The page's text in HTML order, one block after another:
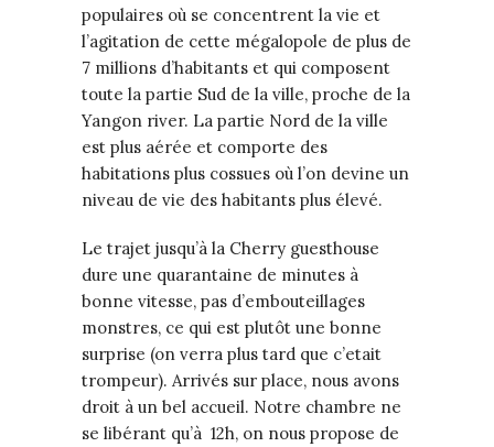
populaires où se concentrent la vie et
l’agitation de cette mégalopole de plus de
7 millions d’habitants et qui composent
toute la partie Sud de la ville, proche de la
Yangon river. La partie Nord de la ville
est plus aérée et comporte des
habitations plus cossues où l’on devine un
niveau de vie des habitants plus élevé.
Le trajet jusqu’à la Cherry guesthouse
dure une quarantaine de minutes à
bonne vitesse, pas d’embouteillages
monstres, ce qui est plutôt une bonne
surprise (on verra plus tard que c’etait
trompeur). Arrivés sur place, nous avons
droit à un bel accueil. Notre chambre ne
se libérant qu’à 12h, on nous propose de